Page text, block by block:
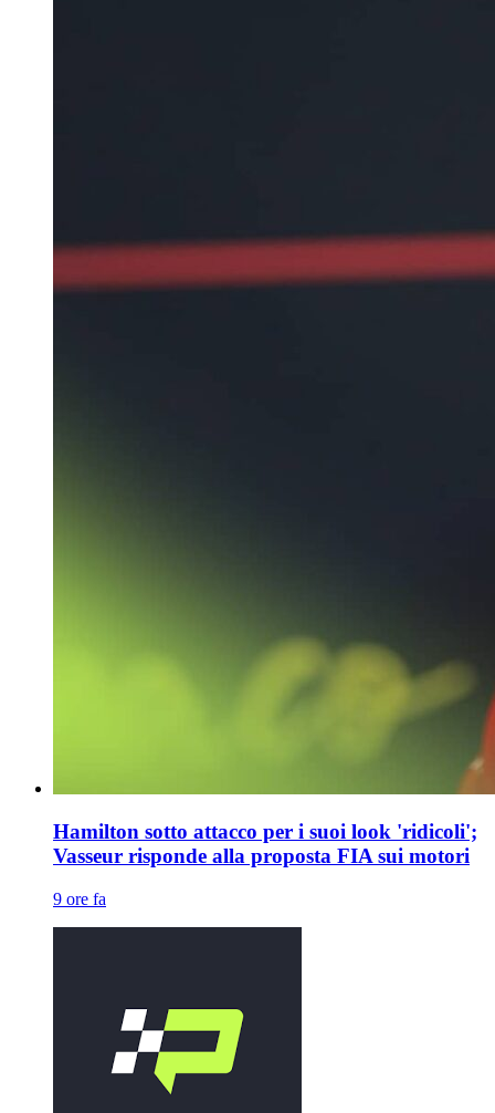
Hamilton sotto attacco per i suoi look 'ridicoli';
Vasseur risponde alla proposta FIA sui motori
9 ore fa